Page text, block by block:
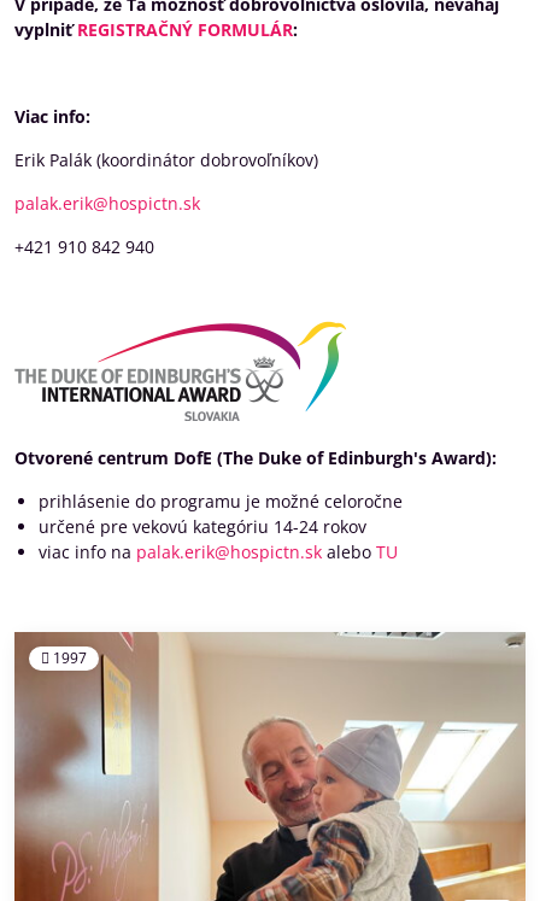
vyplniťREGISTRAČNÝ FORMULÁR:
Viac info:
Erik Palák (koordinátor dobrovoľníkov)
palak.erik@hospictn.sk
+421 910 842 940
Otvorené centrum DofE (The Duke of Edinburgh's Award):
prihlásenie do programu je možné celoročne
určené pre vekovú kategóriu 14-24 rokov
viac info na palak.erik@hospictn.sk alebo TU
1997